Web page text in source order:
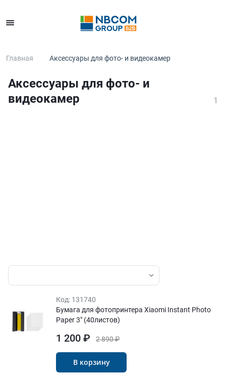
Главная Аксессуары для фото- и видеокамер
Аксессуары для фото- и
видеокамер
1
Код: 131740
Бумага для фотопринтера Xiaomi Instant Photo
Paper 3" (40листов)
2 890 ₽
1 200 ₽
В корзину